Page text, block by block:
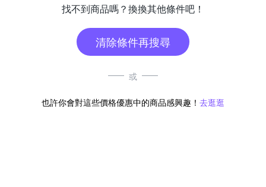
找不到商品嗎？換換其他條件吧！
清除條件再搜尋
或
也許你會對這些價格優惠中的商品感興趣！ 去逛逛